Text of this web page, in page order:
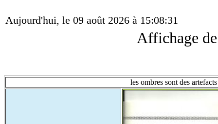
Aujourd'hui, le 09 août 2026 à 15:08:31
Affichage
les ombres sont des